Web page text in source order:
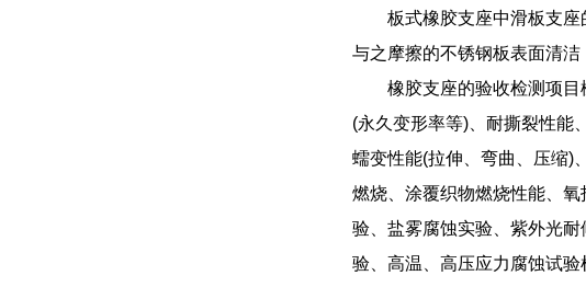
板式橡胶支座中滑板支
与之摩擦的不锈钢板表面清
橡胶支座的验收检测项
(永久变形率等)、耐撕裂性能
蠕变性能(拉伸、弯曲、压缩)
燃烧、涂覆织物燃烧性能、
验、盐雾腐蚀实验、紫外光
验、高温、高压应力腐蚀试